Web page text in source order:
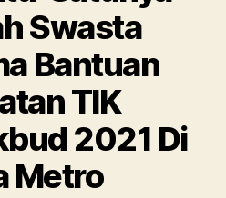
Swasta
Bantuan
TIK
2021 Di
Metro